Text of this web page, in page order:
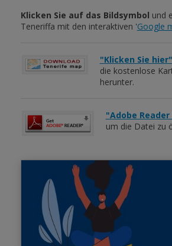
Klicken Sie auf das Bildsymbol und
Teneriffa mit den interaktiven 'Google
"Klicken Sie hier"
die kostenlose
herunter.
"Adobe
um die Datei zu